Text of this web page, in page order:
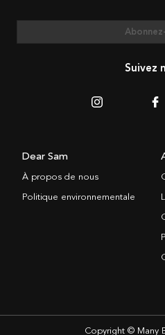
Suivez
Dear Sam
À propos de nous
Politique environnementale
Copyright © Many